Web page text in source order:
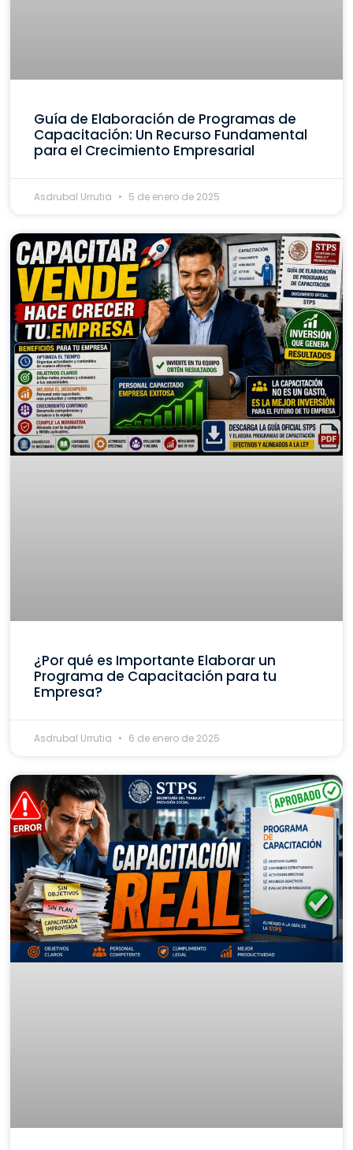
Guía de Elaboración de Programas de
Capacitación: Un Recurso Fundamental
para el Crecimiento Empresarial
Asdrubal Urrutia 5 de enero de 2025
¿Por qué es Importante Elaborar un
Programa de Capacitación para tu
Empresa?
Asdrubal Urrutia 6 de enero de 2025